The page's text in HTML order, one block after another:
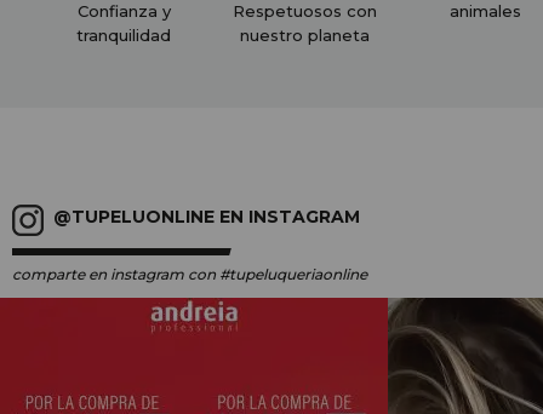
Confianza y
tranquilidad
Respetuosos con
nuestro planeta
animales
@TUPELUONLINE EN INSTAGRAM
comparte en instagram con #tupeluqueriaonline